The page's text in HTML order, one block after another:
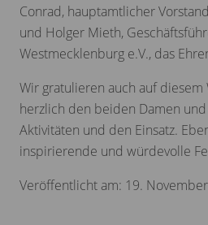
Conrad, hauptamtlicher
und Holger Mieth,
Westmecklenburg e.V., das
Wir gratulieren auch auf diesem
herzlich den beiden Damen
Aktivitäten und den Einsatz.
inspirierende und würdevolle
Veröffentlicht am: 19.